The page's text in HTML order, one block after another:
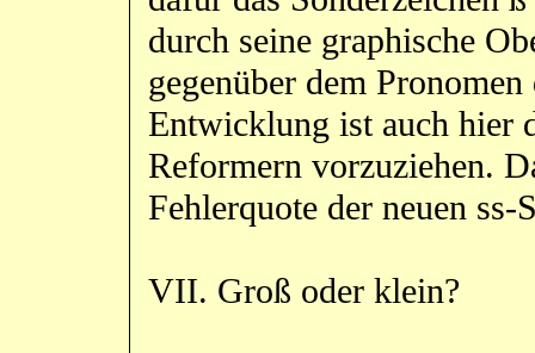
durch seine graphische
gegenüber dem
Entwicklung ist auch hier
Reformern vorzuziehen.
Fehlerquote der neuen ss-
VII. Groß oder klein?